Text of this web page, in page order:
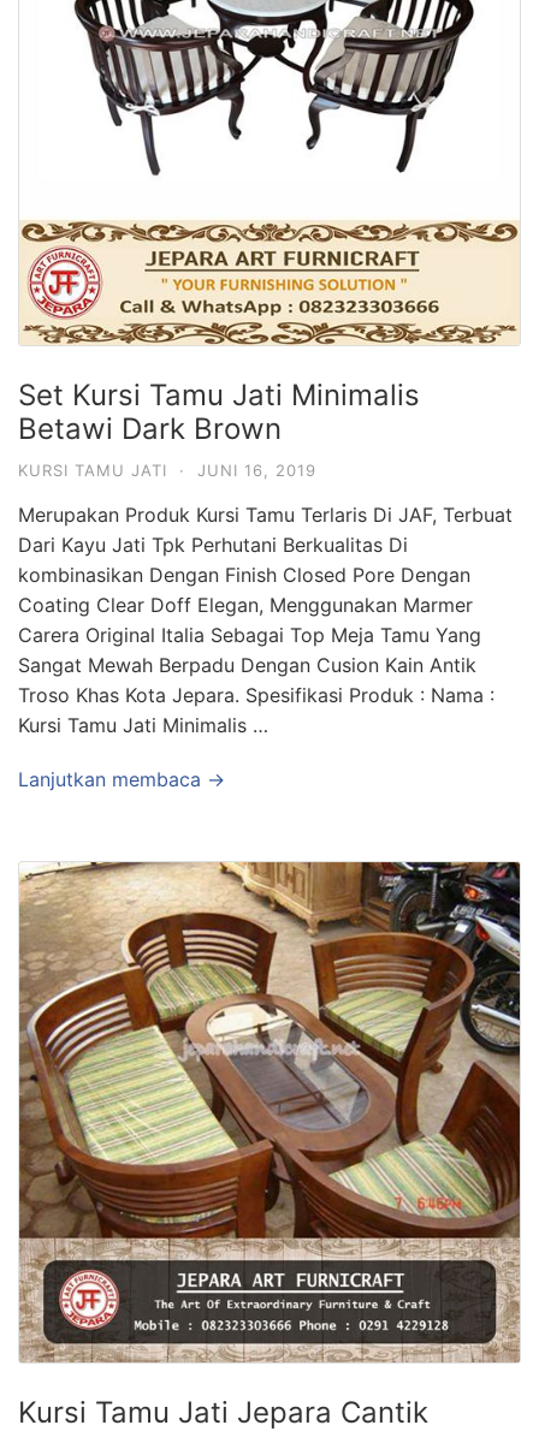
Set Kursi Tamu Jati Minimalis
Betawi Dark Brown
KURSI TAMU JATI · JUNI 16, 2019
Merupakan Produk Kursi Tamu Terlaris Di JAF, Terbuat
Dari Kayu Jati Tpk Perhutani Berkualitas Di
kombinasikan Dengan Finish Closed Pore Dengan
Coating Clear Doff Elegan, Menggunakan Marmer
Carera Original Italia Sebagai Top Meja Tamu Yang
Sangat Mewah Berpadu Dengan Cusion Kain Antik
Troso Khas Kota Jepara. Spesifikasi Produk : Nama :
Kursi Tamu Jati Minimalis …
Lanjutkan membaca →
Kursi Tamu Jati Jepara Cantik